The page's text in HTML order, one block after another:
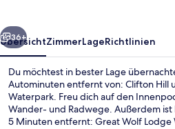
Weiter
36+
ÜbersichtZimmerLageRichtlinien
Du möchtest in bester Lage
Autominuten entfernt von: Clifton Hill
Waterpark. Freu dich auf den
Wander- und Radwege. Außerdem
5 Minuten entfernt: Great Wolf Lodge